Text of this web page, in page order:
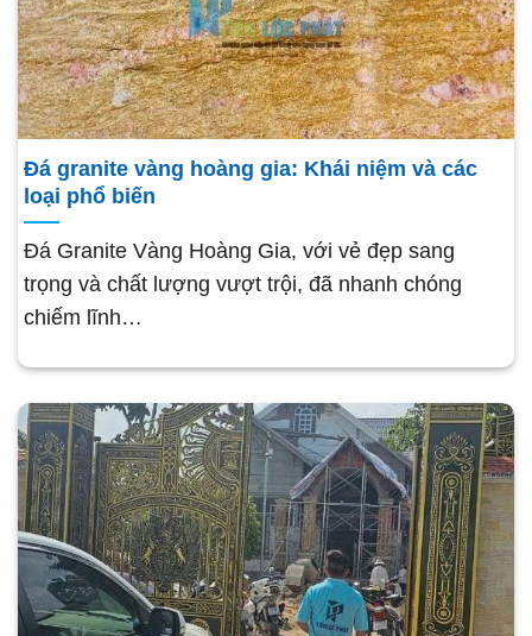
Đá granite vàng hoàng gia: Khái niệm và các
loại phổ biến
Đá Granite Vàng Hoàng Gia, với vẻ đẹp sang
trọng và chất lượng vượt trội, đã nhanh chóng
chiếm lĩnh…